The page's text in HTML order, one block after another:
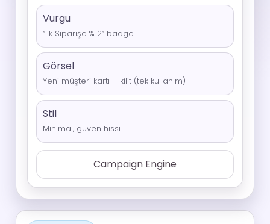
Vurgu
“İlk Siparişe %12” badge
Görsel
Yeni müşteri kartı + kilit (tek kullanım)
Stil
Minimal, güven hissi
Campaign Engine